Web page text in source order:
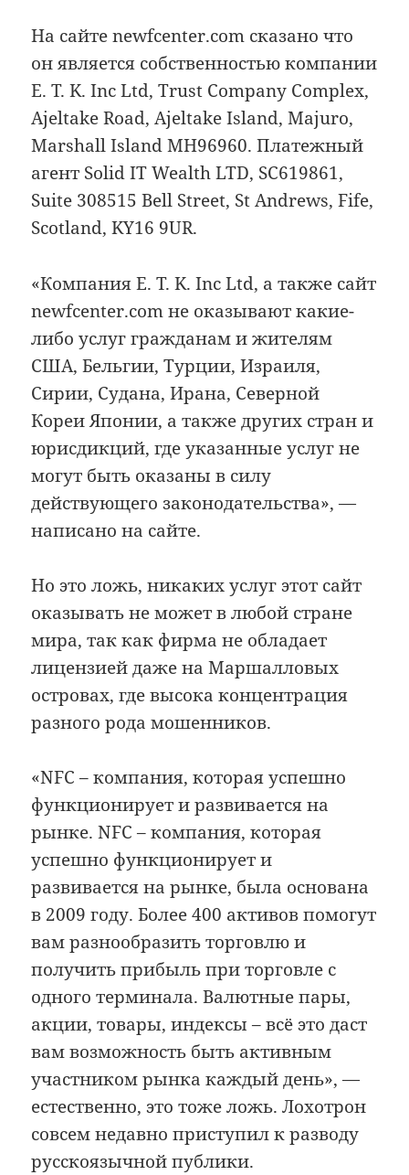
На сайте newfcenter.com сказано что
он является собственностью компании
E. T. K. Inc Ltd, Trust Company Complex,
Ajeltake Road, Ajeltake Island, Majuro,
Marshall Island MH96960. Платежный
агент Solid IT Wealth LTD, SC619861,
Suite 308515 Bell Street, St Andrews, Fife,
Scotland, KY16 9UR.
«Компания E. T. K. Inc Ltd, а также сайт
newfcenter.com не оказывают какие-
либо услуг гражданам и жителям
США, Бельгии, Турции, Израиля,
Сирии, Судана, Ирана, Северной
Кореи Японии, а также других стран и
юрисдикций, где указанные услуг не
могут быть оказаны в силу
действующего законодательства», —
написано на сайте.
Но это ложь, никаких услуг этот сайт
оказывать не может в любой стране
мира, так как фирма не обладает
лицензией даже на Маршалловых
островах, где высока концентрация
разного рода мошенников.
«NFC – компания, которая успешно
функционирует и развивается на
рынке. NFC – компания, которая
успешно функционирует и
развивается на рынке, была основана
в 2009 году. Более 400 активов помогут
вам разнообразить торговлю и
получить прибыль при торговле с
одного терминала. Валютные пары,
акции, товары, индексы – всё это даст
вам возможность быть активным
участником рынка каждый день», —
естественно, это тоже ложь. Лохотрон
совсем недавно приступил к разводу
русскоязычной публики.